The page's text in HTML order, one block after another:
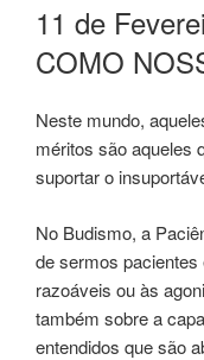
11 de
COMO
Neste mundo,
méritos são aqueles
suportar o
No Budismo, a
de sermos
razoáveis ou às
também sobre a
entendidos que são